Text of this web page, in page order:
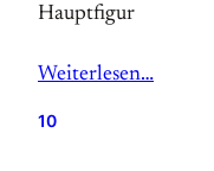
Hauptfigur
Weiterlesen…
10